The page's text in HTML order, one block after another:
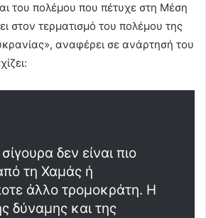
του πολέμου που πέτυχε στη Μέση
στον τερματισμό του πολέμου της
αναφέρει σε ανάρτησή του
δεν είναι πιο
τη Χαμάς ή
άλλο τρομοκράτη. Η
δύναμης και της